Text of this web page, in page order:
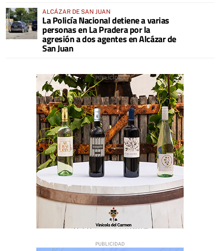
ALCÁZAR DE SAN JUAN
La Policía Nacional detiene a varias
personas en La Pradera por la
agresión a dos agentes en Alcázar de
San Juan